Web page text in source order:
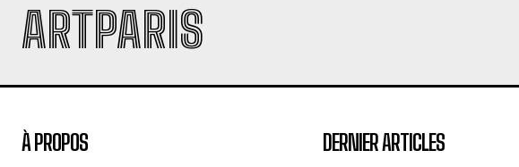
ARTPARIS
À PROPOS DERNIER ARTICLES